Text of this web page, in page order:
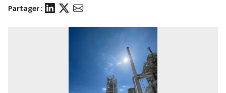
Partager :